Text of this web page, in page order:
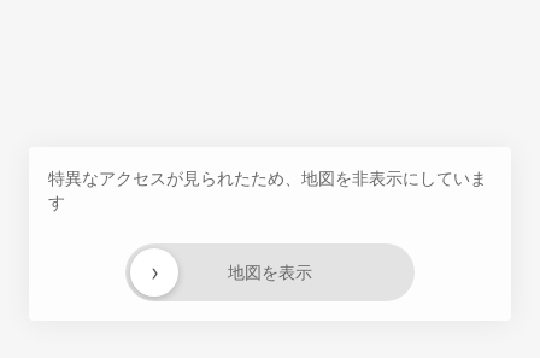
特異なアクセスが見られたため、地図を非表示にしていま
す
地図を表示
›